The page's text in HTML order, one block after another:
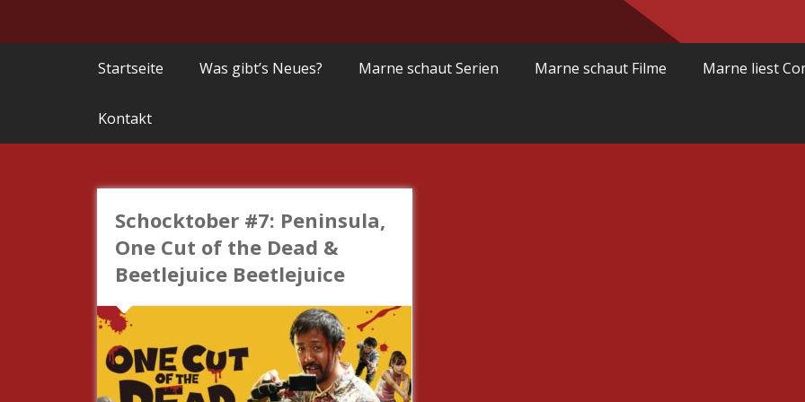
Startseite Was gibt’s Neues? Marne schaut Serien Marne schaut Filme Marne liest
Kontakt
Schocktober #7: Peninsula,
One Cut of the Dead &
Beetlejuice Beetlejuice